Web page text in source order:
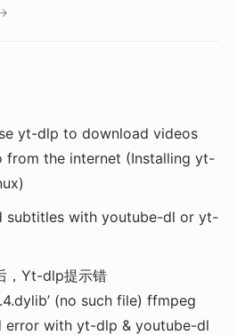
yt-dlp to download videos
from the internet (Installing yt-
subtitles with youtube-dl or yt-
，Yt-dlp提示错
(no such file) ffmpeg
error with yt-dlp & youtube-dl